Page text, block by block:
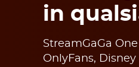
in
StreamGaGa
OnlyFans,